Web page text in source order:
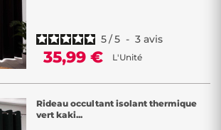
5/5 - 3 avis
35,99 € L'Unité
Rideau occultant isolant thermique
vert kaki...